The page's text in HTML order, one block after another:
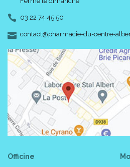
03 22 74 45 50
contact-
@-
pharmacie-du-centre-
Officine